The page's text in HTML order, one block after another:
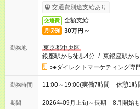
交通費別途支給あり
交通費 全額支給
月収例 30万円～
勤務地
東京都中央区
銀座駅から徒歩4分 / 東銀座駅か
○●ダイレクトマーケティング専
勤務時間 11:00～19:00(実働7時間 休憩1時
期間 2026年09月上旬～長期 8月開始